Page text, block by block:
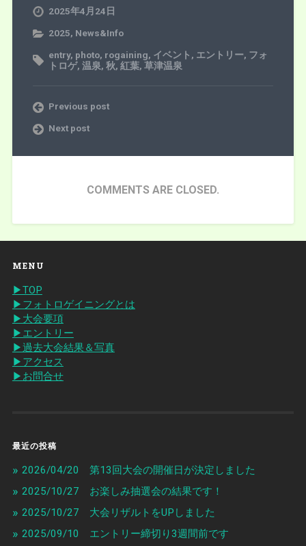
2025年4月24日
2025, News&Info
entry, photo, rogaining, イベント , エントリー, フォ
トロゲ, 温泉, 秋, 紅葉, 草津温泉
Previous post
Next post
COMMENTS ARE CLOSED.
MENU
▶︎TOP
▶︎フォトロゲイニングとは
▶︎大会要項
▶︎エントリー
▶︎過去大会結果＆写真
▶︎アクセス
▶︎お問合せ
最近の投稿
2026/04/20 第13回大会の開催日が決定しました
2025/10/27 お楽しみ抽選会の結果です！
2025/10/27 大会リザルトをUPしました
2025/09/10 エントリー締切り3週間前です